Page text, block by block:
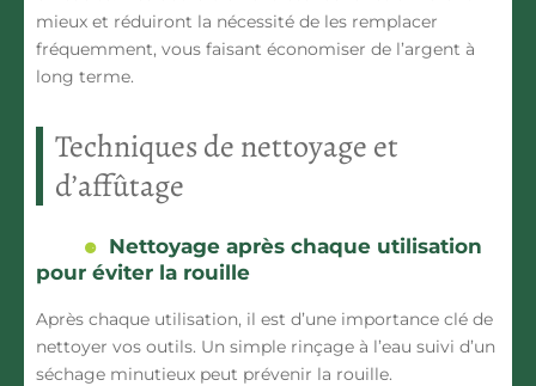
mieux et réduiront la nécessité de les remplacer
fréquemment, vous faisant économiser de l’argent à
long terme.
Techniques de nettoyage et
d’affûtage
Nettoyage après chaque utilisation
pour éviter la rouille
Après chaque utilisation, il est d’une importance clé de
nettoyer vos outils. Un simple rinçage à l’eau suivi d’un
séchage minutieux peut prévenir la rouille.